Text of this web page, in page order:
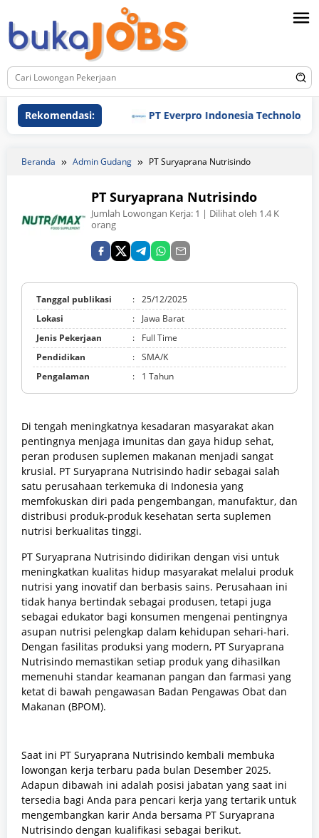
ke
konten
Rekomendasi: PT Everpro Indonesia Technologies
Beranda Admin Gudang PT Suryaprana Nutrisindo
PT Suryaprana Nutrisindo
Jumlah Lowongan Kerja: 1 | Dilihat oleh 1.4 K
orang
Tanggal publikasi : 25/12/2025
Lokasi
:
Jawa Barat
Jenis Pekerjaan
:
Full Time
Pendidikan
: SMA/K
Pengalaman
: 1 Tahun
Di tengah meningkatnya kesadaran masyarakat akan
pentingnya menjaga imunitas dan gaya hidup sehat,
peran produsen suplemen makanan menjadi sangat
krusial. PT Suryaprana Nutrisindo hadir sebagai salah
satu perusahaan terkemuka di Indonesia yang
memfokuskan diri pada pengembangan, manufaktur, dan
distribusi produk-produk kesehatan serta suplemen
nutrisi berkualitas tinggi.
PT Suryaprana Nutrisindo didirikan dengan visi untuk
meningkatkan kualitas hidup masyarakat melalui produk
nutrisi yang inovatif dan berbasis sains. Perusahaan ini
tidak hanya bertindak sebagai produsen, tetapi juga
sebagai edukator bagi konsumen mengenai pentingnya
asupan nutrisi pelengkap dalam kehidupan sehari-hari.
Dengan fasilitas produksi yang modern, PT Suryaprana
Nutrisindo memastikan setiap produk yang dihasilkan
memenuhi standar keamanan pangan dan farmasi yang
ketat di bawah pengawasan Badan Pengawas Obat dan
Makanan (BPOM).
Saat ini PT Suryaprana Nutrisindo kembali membuka
lowongan kerja terbaru pada bulan Desember 2025.
Adapun dibawah ini adalah posisi jabatan yang saat ini
tersedia bagi Anda para pencari kerja yang tertarik untuk
mengembangkan karir Anda bersama PT Suryaprana
Nutrisindo dengan kualifikasi sebagai berikut.